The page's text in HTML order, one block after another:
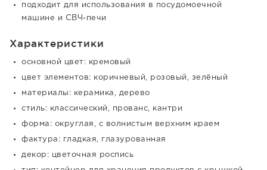
подходит для использования в посудомоечной
машине и СВЧ-печи
Характеристики
основной цвет: кремовый
цвет элементов: коричневый, розовый, зелёный
материалы: керамика, дерево
стиль: классический, прованс, кантри
форма: округлая, с волнистым верхним краем
фактура: гладкая, глазурованная
декор: цветочная роспись